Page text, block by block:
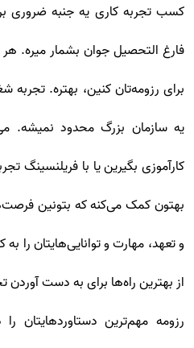
کسب تجربه کاری یه جنبه ضروری
فارغ التحصیل جوان بشمار میره.
برای رزومه‌تان کنین، بهتره.
یه سازمان بزرگ محدود نمیشه.
کارآموزی بگیرین یا با فریلنسینگ
بهتون کمک می‌کنه که بتونین
و تعهد، مهارت و توانایی‌هایتان را
از بهترین راه‌ها برای به دست
رزومه مهم‌ترین دستاوردهایتان